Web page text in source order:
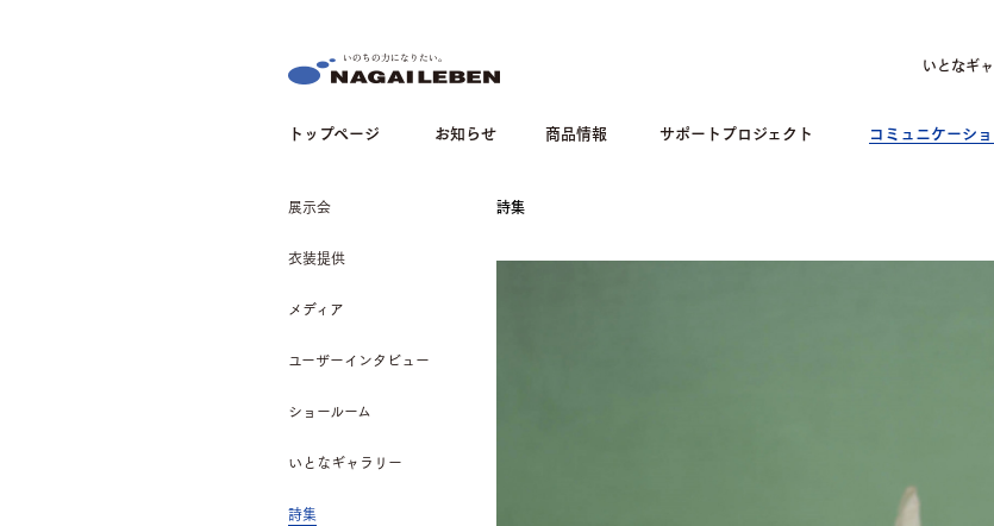
いとなギ
トップページ お知らせ 商品情報 サポートプロジェクト コミュニケーシ
展示会
衣装提供
メディア
ユーザーインタビュー
ショールーム
いとなギャラリー
詩集
詩集